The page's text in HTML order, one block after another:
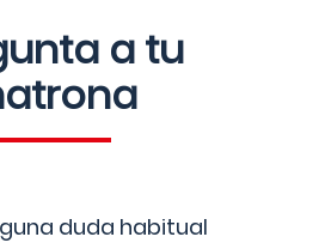
a tu
duda habitual